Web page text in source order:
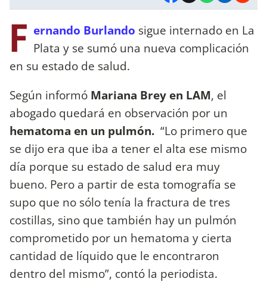
F ernando Burlando sigue internado en La
Plata y se sumó una nueva complicación
en su estado de salud.
Según informó Mariana Brey en LAM, el
abogado quedará en observación por un
hematoma en un pulmón. “Lo primero que
se dijo era que iba a tener el alta ese mismo
día porque su estado de salud era muy
bueno. Pero a partir de esta tomografía se
supo que no sólo tenía la fractura de tres
costillas, sino que también hay un pulmón
comprometido por un hematoma y cierta
cantidad de líquido que le encontraron
dentro del mismo”, contó la periodista.